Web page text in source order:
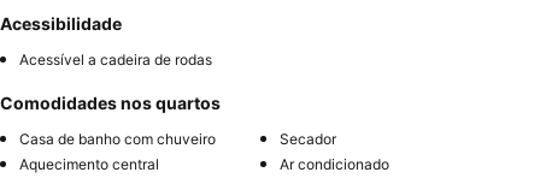
Acessibilidade
Acessível a cadeira de rodas
Comodidades nos quartos
Casa de banho com chuveiro
Secador
Aquecimento central
Ar condicionado